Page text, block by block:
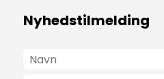
Nyhedstilmelding